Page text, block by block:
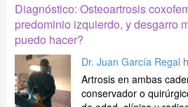
Diagnóstico: Osteoartrosis
predominio izquierdo, y desgarro
puedo hacer?
Dr. Juan García Regal
Artrosis en ambas
conservador o